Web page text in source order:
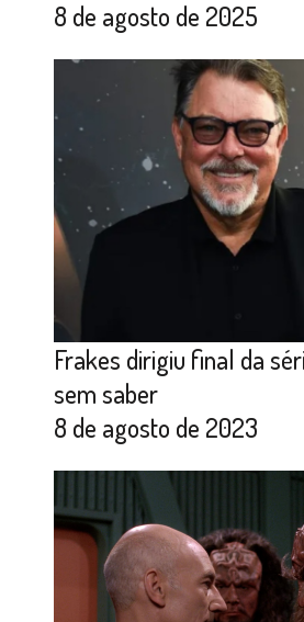
8 de agosto de 2025
Frakes dirigiu final da
sem saber
8 de agosto de 2023